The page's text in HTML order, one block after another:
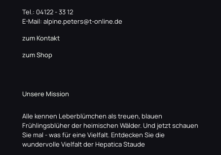
Tel.: 04122 - 33 12
E-Mail: alpine.peters@t-online.de
zum Kontakt
zum Shop
Unsere Mission
Alle kennen Leberblümchen als treuen, blauen
Frühlingsblüher der heimischen Wälder. Und jetzt schauen
Sie mal - was für eine Vielfalt. Entdecken Sie die
wundervolle Vielfalt der Hepatica Staude